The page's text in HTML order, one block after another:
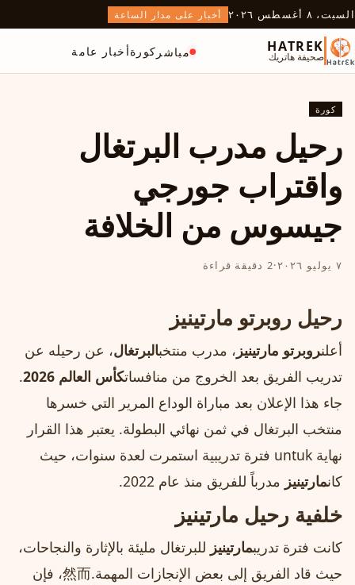
السبت، ٨ أغسطس ٢٠٢٦ أخبار على مدار الساعة
HATREK
صحيفة هاتريك مباشر كورةأخبار عامة
كورة
رحيل مدرب البرتغال
واقتراب جورجي
جيسوس من الخلافة
٧ يوليو ٢٠٢٦ ·2 دقيقة قراءة
رحيل روبرتو مارتينيز
أعلنروبرتو مارتينيز ، مدرب منتخبالبرتغال، عن رحيله عن
تدريب الفريق بعد الخروج من منافساتكأس العالم 2026
.
جاء هذا الإعلان بعد مباراة الوداع المرير التي خسرها
منتخب البرتغال في ثمن نهائي البطولة. يعتبر هذا القرار
نهاية untuk فترة تدريبية استمرت لعدة سنوات، حيث
كانمارتينيز مدرباً للفريق منذ عام 2022.
خلفية رحيل مارتينيز
كانت فترة تدريبمارتينيز للبرتغال مليئة بالإثارة والنجاحات،
حيث قاد الفريق إلى بعض الإنجازات المهمة.然而، فإن